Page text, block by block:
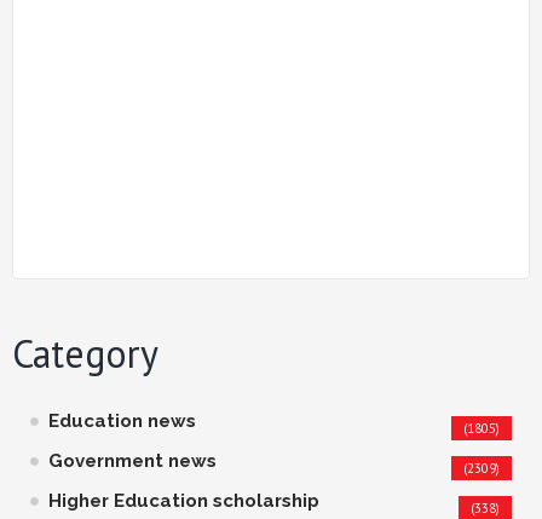
Category
Education news (1805)
Government news (2309)
Higher Education scholarship (338)